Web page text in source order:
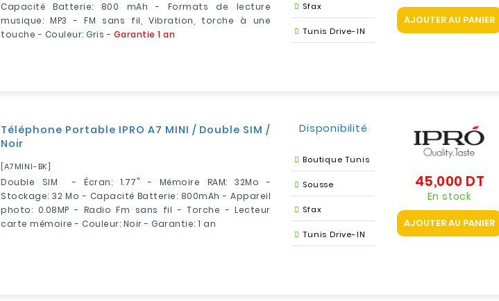
Capacité Batterie: 800 mAh - Formats de lecture
musique: MP3 - FM sans fil, Vibration, torche à une
touche - Couleur: Gris - Garantie 1 an
Sfax
Tunis Drive-IN
AJOUTER AU PANIER
Téléphone Portable IPRO A7 MINI / Double SIM /
Noir
[A7MINI-BK]
Double SIM - Écran: 1.77" - Mémoire RAM: 32Mo -
Stockage: 32 Mo - Capacité Batterie: 800mAh - Appareil
photo: 0.08MP - Radio Fm sans fil - Torche - Lecteur
carte mémoire - Couleur: Noir - Garantie: 1 an
Disponibilité
Boutique Tunis
Sousse
Sfax
Tunis Drive-IN
45,000 DT
En stock
AJOUTER AU PANIER